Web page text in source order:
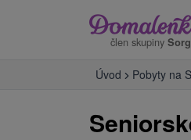
člen skupiny
Úvod Pobyty na